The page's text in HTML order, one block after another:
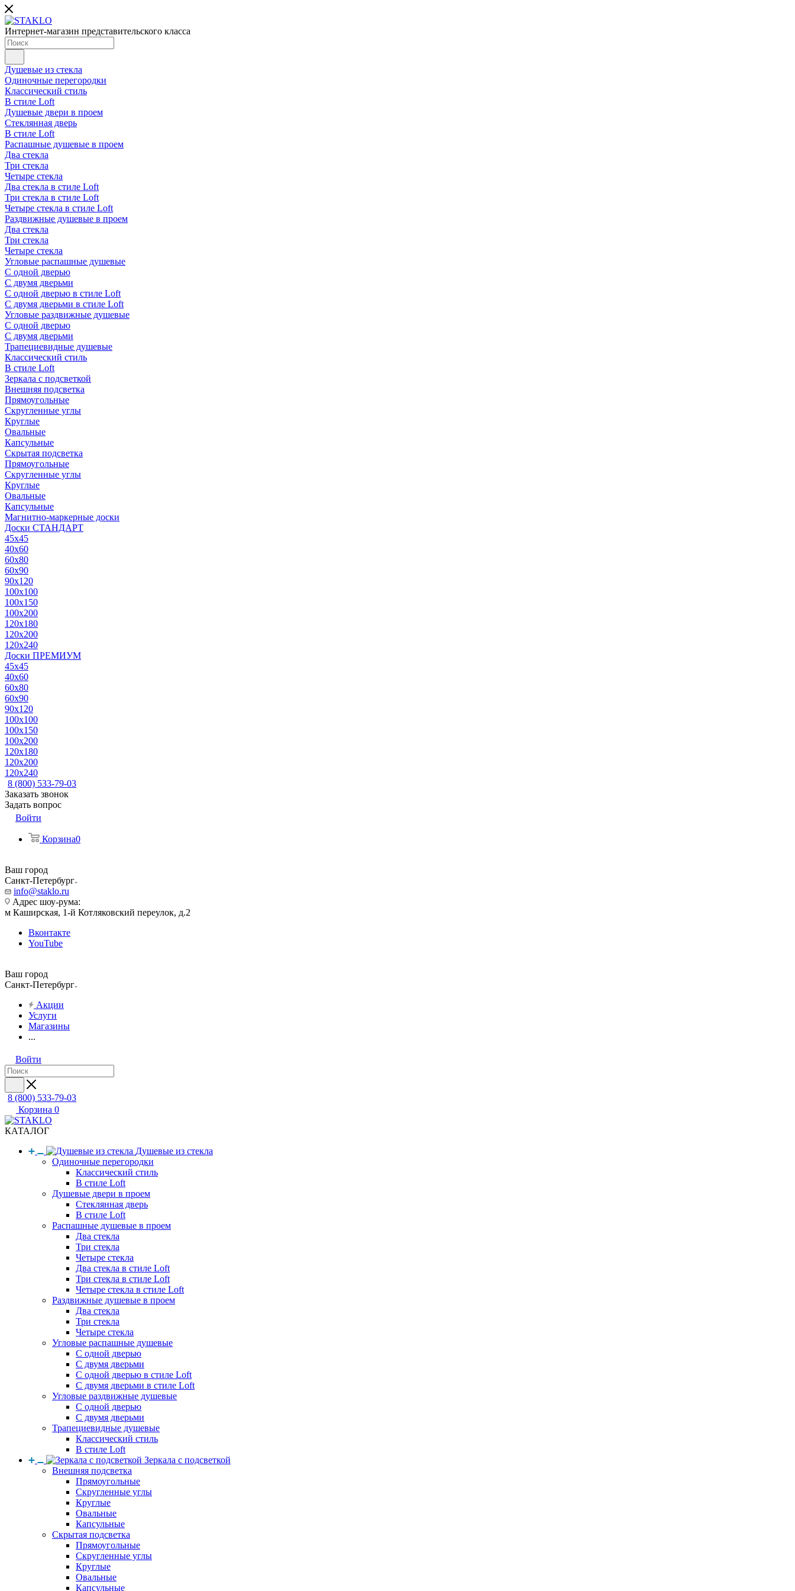
Интернет-магазин представительского класса
Душевые из стекла
Одиночные перегородки
Классический стиль
В стиле Loft
Душевые двери в проем
Стеклянная дверь
В стиле Loft
Распашные душевые в проем
Два стекла
Три стекла
Четыре стекла
Два стекла в стиле Loft
Три стекла в стиле Loft
Четыре стекла в стиле Loft
Раздвижные душевые в проем
Два стекла
Три стекла
Четыре стекла
Угловые распашные душевые
С одной дверью
С двумя дверьми
С одной дверью в стиле Loft
С двумя дверьми в стиле Loft
Угловые раздвижные душевые
С одной дверью
С двумя дверьми
Трапециевидные душевые
Классический стиль
В стиле Loft
Зеркала с подсветкой
Внешняя подсветка
Прямоугольные
Скругленные углы
Круглые
Овальные
Капсульные
Скрытая подсветка
Прямоугольные
Скругленные углы
Круглые
Овальные
Капсульные
Магнитно-маркерные доски
Доски СТАНДАРТ
45x45
40x60
60x80
60x90
90x120
100x100
100x150
100x200
120x180
120x200
120x240
Доски ПРЕМИУМ
45x45
40x60
60x80
60x90
90x120
100x100
100x150
100x200
120x180
120x200
120x240
8 (800) 533-79-03
Заказать звонок
Задать вопрос
Войти
Корзина0
Ваш город
Санкт-Петербург
info@staklo.ru
Адрес шоу-рума:
м Каширская, 1-й Котляковский переулок, д.2
Вконтакте
YouTube
Ваш город
Санкт-Петербург
Акции
Услуги
Магазины
...
Войти
8 (800) 533-79-03
Корзина 0
КАТАЛОГ
Душевые из стекла
Одиночные перегородки
Классический стиль
В стиле Loft
Душевые двери в проем
Стеклянная дверь
В стиле Loft
Распашные душевые в проем
Два стекла
Три стекла
Четыре стекла
Два стекла в стиле Loft
Три стекла в стиле Loft
Четыре стекла в стиле Loft
Раздвижные душевые в проем
Два стекла
Три стекла
Четыре стекла
Угловые распашные душевые
С одной дверью
С двумя дверьми
С одной дверью в стиле Loft
С двумя дверьми в стиле Loft
Угловые раздвижные душевые
С одной дверью
С двумя дверьми
Трапециевидные душевые
Классический стиль
В стиле Loft
Зеркала с подсветкой
Внешняя подсветка
Прямоугольные
Скругленные углы
Круглые
Овальные
Капсульные
Скрытая подсветка
Прямоугольные
Скругленные углы
Круглые
Овальные
Капсульные